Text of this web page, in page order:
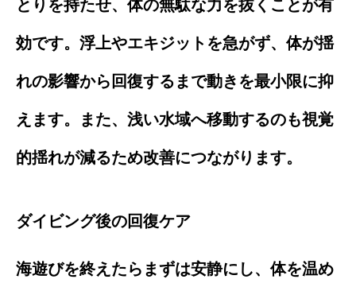
とりを持たせ、体の無駄な力を抜くことが有
効です。浮上やエキジットを急がず、体が揺
れの影響から回復するまで動きを最小限に抑
えます。また、浅い水域へ移動するのも視覚
的揺れが減るため改善につながります。
ダイビング後の回復ケア
海遊びを終えたらまずは安静にし、体を温め